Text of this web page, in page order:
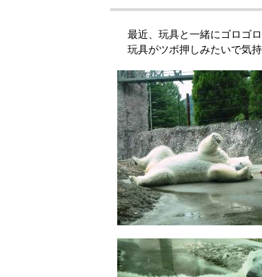
最近、玩具と一緒にゴロゴロ
玩具がツボ押しみたいで気持